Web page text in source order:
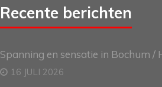
Recente berichten
Spanning en sensatie in Bochum /
16 JULI 2026